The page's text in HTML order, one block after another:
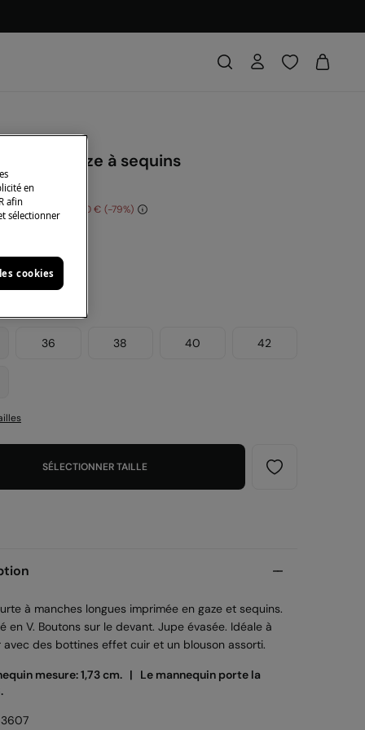
en gaze à sequins
économisez 37,00 € 79
36 38 40 42
SÉLECTIONNER TAILLE
à manches longues imprimée en gaze et sequins.
en V. Boutons sur le devant. Jupe évasée. Idéale à
avec des bottines effet cuir et un blouson assorti.
mesure: 1,73 cm. | Le mannequin porte la
en
afin
sélectionner
cookies